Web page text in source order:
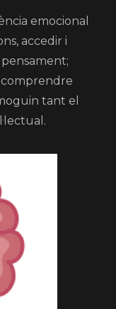
emocional
accedir i
tant el